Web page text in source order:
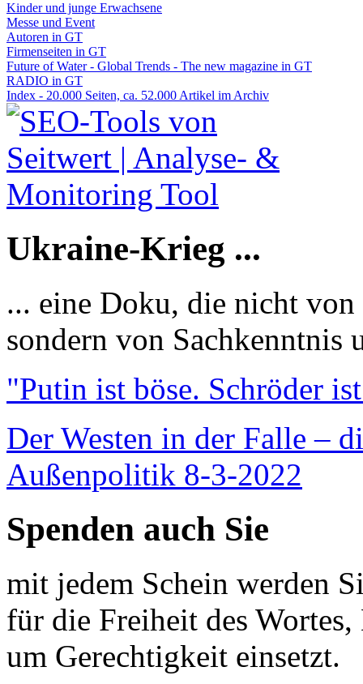
Kinder und junge Erwachsene
Messe und Event
Autoren in GT
Firmenseiten in GT
Future of Water - Global Trends - The new magazine in GT
RADIO in GT
Index - 20.000 Seiten, ca. 52.000 Artikel im Archiv
Ukraine-Krieg ...
... eine Doku, die nicht
sondern von Sachkenntnis
"Putin ist böse. Schröder
Der Westen in der Falle –
Außenpolitik 8-3-2022
Spenden auch Sie
mit jedem Schein werden
für die Freiheit des
um Gerechtigkeit einsetzt.